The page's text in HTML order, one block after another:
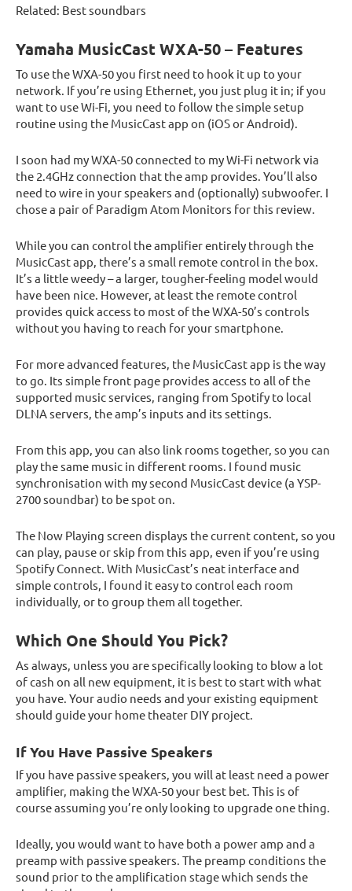
Related: Best soundbars
Yamaha MusicCast WXA-50 – Features
To use the WXA-50 you first need to hook it up to your
network. If you’re using Ethernet, you just plug it in; if you
want to use Wi-Fi, you need to follow the simple setup
routine using the MusicCast app on (iOS or Android).
I soon had my WXA-50 connected to my Wi-Fi network via
the 2.4GHz connection that the amp provides. You’ll also
need to wire in your speakers and (optionally) subwoofer. I
chose a pair of Paradigm Atom Monitors for this review.
While you can control the amplifier entirely through the
MusicCast app, there’s a small remote control in the box.
It’s a little weedy – a larger, tougher-feeling model would
have been nice. However, at least the remote control
provides quick access to most of the WXA-50’s controls
without you having to reach for your smartphone.
For more advanced features, the MusicCast app is the way
to go. Its simple front page provides access to all of the
supported music services, ranging from Spotify to local
DLNA servers, the amp’s inputs and its settings.
From this app, you can also link rooms together, so you can
play the same music in different rooms. I found music
synchronisation with my second MusicCast device (a YSP-
2700 soundbar) to be spot on.
The Now Playing screen displays the current content, so you
can play, pause or skip from this app, even if you’re using
Spotify Connect. With MusicCast’s neat interface and
simple controls, I found it easy to control each room
individually, or to group them all together.
Which One Should You Pick?
As always, unless you are specifically looking to blow a lot
of cash on all new equipment, it is best to start with what
you have. Your audio needs and your existing equipment
should guide your home theater DIY project.
If You Have Passive Speakers
If you have passive speakers, you will at least need a power
amplifier, making the WXA-50 your best bet. This is of
course assuming you’re only looking to upgrade one thing.
Ideally, you would want to have both a power amp and a
preamp with passive speakers. The preamp conditions the
sound prior to the amplification stage which sends the